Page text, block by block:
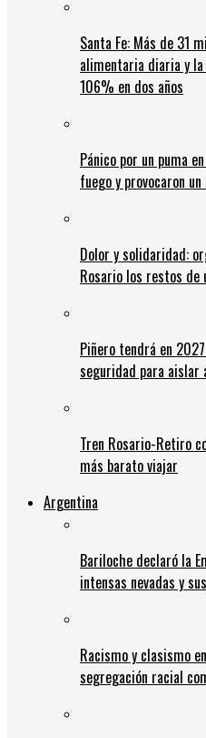
Santa Fe: Más de 31
alimentaria diaria y
106% en dos años
Pánico por un puma
fuego y provocaron
Dolor y solidaridad:
Rosario los restos de
Piñero tendrá en
seguridad para aislar
Tren Rosario-Retiro
más barato viajar
Argentina
Bariloche declaró la
intensas nevadas y
Racismo y clasismo
segregación racial